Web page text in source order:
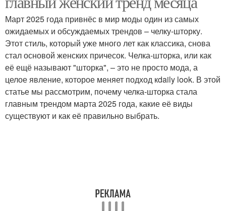
Март 2025 года привнёс в мир моды один из самых
ожидаемых и обсуждаемых трендов – челку-шторку.
Этот стиль, который уже много лет как классика, снова
стал основой женских причесок. Челка-шторка, или как
её ещё называют "шторка", – это не просто мода, а
целое явление, которое меняет подход кdaily look. В этой
статье мы рассмотрим, почему челка-шторка стала
главным трендом марта 2025 года, какие её виды
существуют и как её правильно выбрать.